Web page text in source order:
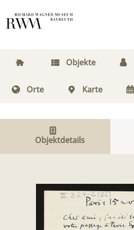
Objekte
Orte Karte
Objektdetails